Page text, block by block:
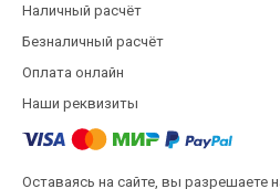
Наличный расчёт
Безналичный расчёт
Оплата онлайн
Наши реквизиты
Оставаясь на сайте, вы разрешаете